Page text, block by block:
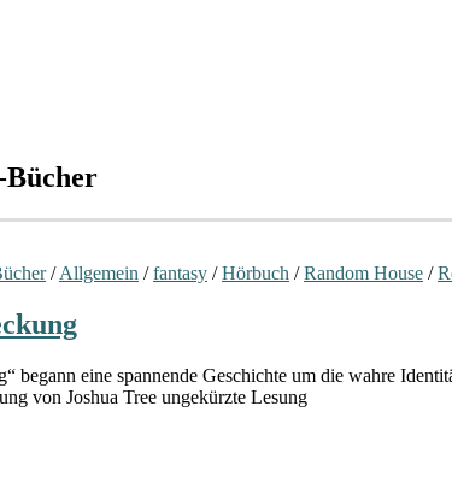
Bücher
/Allgemein /fantasy /Hörbuch /Random House /
begann eine spannende Geschichte um die wahre
von Joshua Tree ungekürzte Lesung